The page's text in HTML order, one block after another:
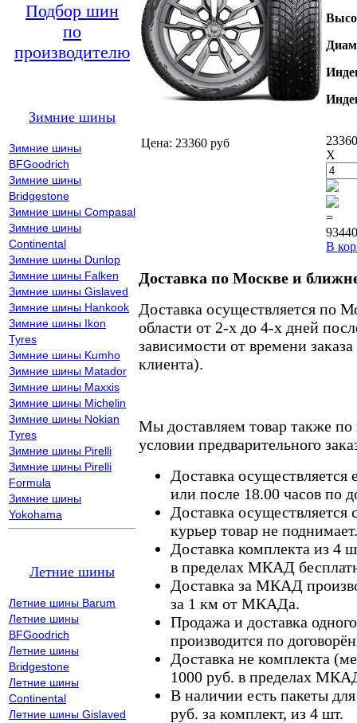
Подбор шин
по
производителю
Зимние шины
Зимние шины
BFGoodrich
Зимние шины
Bridgestone
Зимние шины Compasal
Зимние шины
Continental
Зимние шины Dunlop
Зимние шины Falken
Зимние шины Gislaved
Зимние шины Hankook
Зимние шины Ikon
Tyres
Зимние шины Kumho
Зимние шины Matador
Зимние шины Maxxis
Зимние шины Michelin
Зимние шины Nokian
Tyres
Зимние шины Pirelli
Зимние шины Pirelli
Formula
Зимние шины
Yokohama
Летние шины
Летние шины Barum
Летние шины
BFGoodrich
Летние шины
Bridgestone
Летние шины
Continental
Летние шины Gislaved
Цена: 23360 руб
X
=
В
Доставка по Москве и
Доставка осуществляется по
области от 2-х до 4-х дней
зависимости от времени
клиента).
Мы доставляем товар также
условии предварительного
Доставка осуществляется
или после 18.00 часов по
Доставка осуществляется
курьер товар не поднимает.
Доставка комплекта из 4
в пределах МКАД
Доставка за МКАД
за 1 км от МКАДа.
Продажа и доставка
производится по
Доставка не комплекта
1000 руб. в пределах
В наличии есть пакеты
руб. за комплект, из 4 шт.